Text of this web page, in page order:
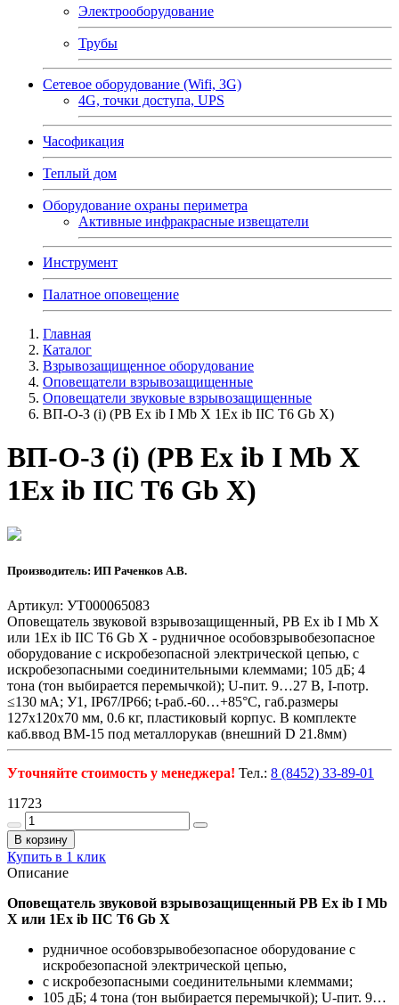
Электрооборудование
Трубы
Сетевое оборудование (Wifi, 3G)
4G, точки доступа, UPS
Часофикация
Теплый дом
Оборудование охраны периметра
Активные инфракрасные извещатели
Инструмент
Палатное оповещение
Главная
Каталог
Взрывозащищенное оборудование
Оповещатели взрывозащищенные
Оповещатели звуковые взрывозащищенные
ВП-О-З (i) (РВ Ex ib I Mb X 1Ex ib IIC T6 Gb X)
ВП-О-З (i) (РВ Ex ib I Mb X
1Ex ib IIC T6 Gb X)
Производитель: ИП Раченков А.В.
Артикул: УТ000065083
Оповещатель звуковой взрывозащищенный, РВ Ex ib I Mb X
или 1Ex ib IIC T6 Gb X - рудничное особовзрывобезопасное
оборудование с искробезопасной электрической цепью, с
искробезопасными соединительными клеммами; 105 дБ; 4
тона (тон выбирается перемычкой); U-пит. 9…27 В, I-потр.
≤130 мА; У1, IP67/IP66; t-раб.-60…+85°C, габ.размеры
127х120х70 мм, 0.6 кг, пластиковый корпус. В комплекте
каб.ввод ВМ-15 под металлорукав (внешний D 21.8мм)
Уточняйте стоимость у менеджера! Тел.: 8 (8452) 33-89-01
11723
В корзину
Купить в 1 клик
Описание
Оповещатель звуковой взрывозащищенный РВ Ex ib I Mb
X или 1Ex ib IIC T6 Gb X
рудничное особовзрывобезопасное оборудование с
искробезопасной электрической цепью,
с искробезопасными соединительными клеммами;
105 дБ; 4 тона (тон выбирается перемычкой); U-пит. 9…